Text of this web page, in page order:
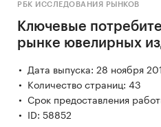
РБК ИССЛЕДОВАНИЯ РЫНКОВ
Ключевые
рынке ювелирных
Дата выпуска: 28 ноября
Количество страниц: 43
Срок предоставления
ID: 58852